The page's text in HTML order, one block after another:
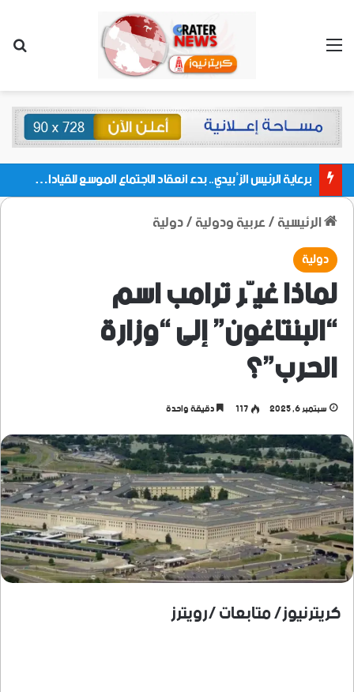
القائمة
برعاية الرئيس الزُبيدي.. بدء انعقاد الاجتماع الموسع للقيادات المحلية بالعاصمة ولمديريات وكتل مجلس العموم ومنسقيات الجامعة بالعاصمة عدن
الرئيسية/عربية ودولية/دولية
دولية
لماذا غيّر ترامب اسم
“البنتاغون” إلى “وزارة
الحرب”؟
سبتمبر 6, 2025 117 دقيقة واحدة
كريترنيوز/ متابعات /رويترز